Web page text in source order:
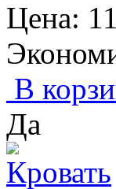
Цена:
В
Да